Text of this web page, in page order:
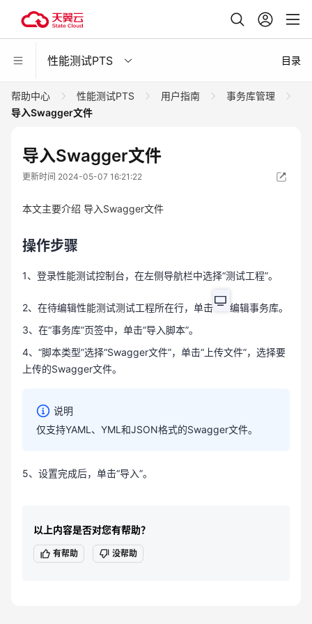
性能测试PTS 目录
帮助中心 性能测试PTS 用户指南
事务库管理
导入Swagger文件
导入Swagger文件
更新时间 2024-05-07 16:21:22
本文主要介绍 导入Swagger文件
操作步骤
1、登录性能测试控制台，在左侧导航栏中选择“测试工程”。
2、在待编辑性能测试测试工程所在行，单击
编辑事务库。
3、在“事务库”页签中，单击“导入脚本”。
4、“脚本类型”选择“Swagger文件”，单击“上传文件”，选择要
上传的Swagger文件。
说明
仅支持YAML、YML和JSON格式的Swagger文件。
5、设置完成后，单击“导入”。
以上内容是否对您有帮助？
有帮助 没帮助